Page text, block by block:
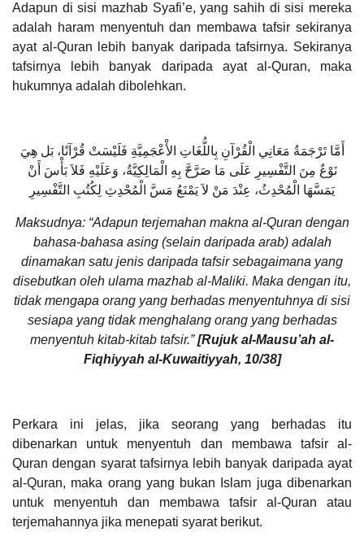
Adapun di sisi mazhab Syafi’e, yang sahih di sisi mereka
adalah haram menyentuh dan membawa tafsir sekiranya
ayat al-Quran lebih banyak daripada tafsirnya. Sekiranya
tafsirnya lebih banyak daripada ayat al-Quran, maka
hukumnya adalah dibolehkan.
أَمَّا تَرْجَمَةُ مَعَانِي الْقُرْآنِ بِاللُّغَاتِ الأْعْجَمِيَّةِ فَلَيْسَتْ قُرْآنًا، بَل هِيَ
نَوْعٌ مِنَ التَّفْسِيرِ عَلَى مَا صَرَّحَّ بِهِ الْمَالِكِيَّةُ، وَعَلَيْهِ فَلاَ بَأْسَ أَنْ
يَمَسَّهَا الْمُحْدِثُ، عِنْدَ مَنْ لاَ يَمْنَعُ مَسَّ الْمُحْدِثِ لِكُتُبِ التَّفْسِيرِ
Maksudnya: “Adapun terjemahan makna al-Quran dengan
bahasa-bahasa asing (selain daripada arab) adalah
dinamakan satu jenis daripada tafsir sebagaimana yang
disebutkan oleh ulama mazhab al-Maliki. Maka dengan itu,
tidak mengapa orang yang berhadas menyentuhnya di sisi
sesiapa yang tidak menghalang orang yang berhadas
menyentuh kitab-kitab tafsir.”[Rujuk al-Mausu’ah al-
Fiqhiyyah al-Kuwaitiyyah, 10/38]
Perkara ini jelas, jika seorang yang berhadas itu
dibenarkan untuk menyentuh dan membawa tafsir al-
Quran dengan syarat tafsirnya lebih banyak daripada ayat
al-Quran, maka orang yang bukan Islam juga dibenarkan
untuk menyentuh dan membawa tafsir al-Quran atau
terjemahannya jika menepati syarat berikut.